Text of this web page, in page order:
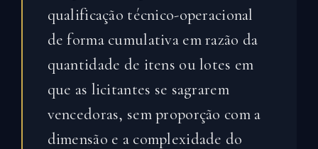
qualificação técnico-operacional
de forma cumulativa em razão da
quantidade de itens ou lotes em
que as licitantes se sagrarem
vencedoras, sem proporção com a
dimensão e a complexidade do